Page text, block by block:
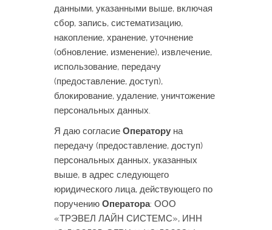
данными, указанными выше, включая
сбор, запись, систематизацию,
накопление, хранение, уточнение
(обновление, изменение), извлечение,
использование, передачу
(предоставление, доступ),
блокирование, удаление, уничтожение
персональных данных.
Я даю согласие Оператору на
передачу (предоставление, доступ)
персональных данных, указанных
выше, в адрес следующего
юридического лица, действующего по
поручению Оператора: ООО
«ТРЭВЕЛ ЛАЙН СИСТЕМС», ИНН